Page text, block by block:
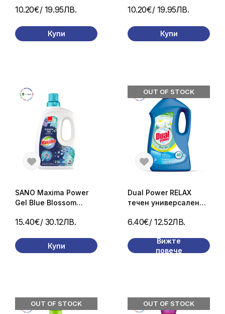
10.20€/ 19.95ЛВ.
gel перилен препарат
пр. / 1,5л. Купи
10.20€/ 19.95ЛВ.
препарат 2X
1,5л.
Купи
15.40€/ 30.12ЛВ.
SANO Maxima Power
Gel Blue Blossom
препарат 60 пранета/
Купи
OUT OF STOCK
6.40€/ 12.52ЛВ.
Dual Power RELAX
течен универсален
пранета/ 2л.
Вижте
повече
OUT OF STOCK OUT OF STOCK